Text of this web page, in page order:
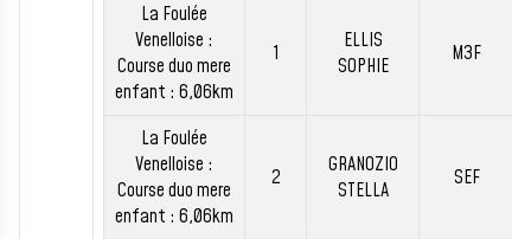
La Foulée
Venelloise :
Course duo mere
enfant : 6,06km
1
ELLIS
SOPHIE
M3F
La Foulée
Venelloise :
Course duo mere
enfant : 6,06km
2
GRANOZIO
STELLA
SEF